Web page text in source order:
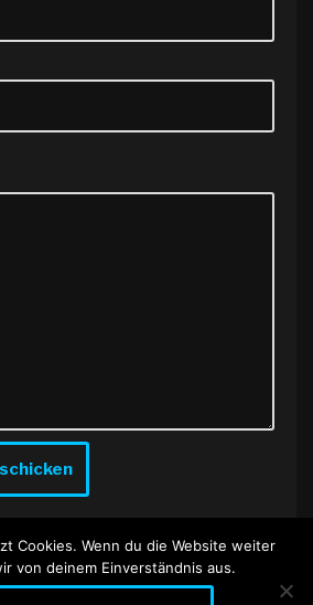
Cookies. Wenn du die Website weiter
von deinem Einverständnis aus.